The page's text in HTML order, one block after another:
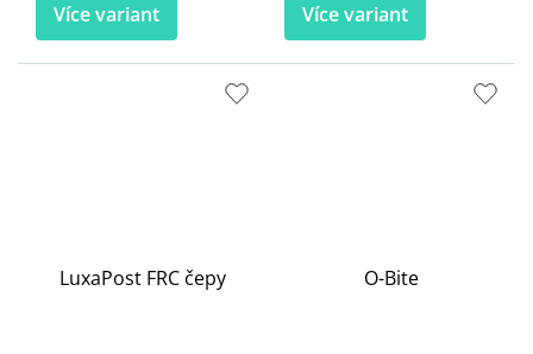
Více variant Více variant
LuxaPost FRC čepy O-Bite